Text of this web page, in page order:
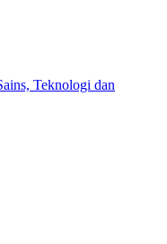
Teknologi dan